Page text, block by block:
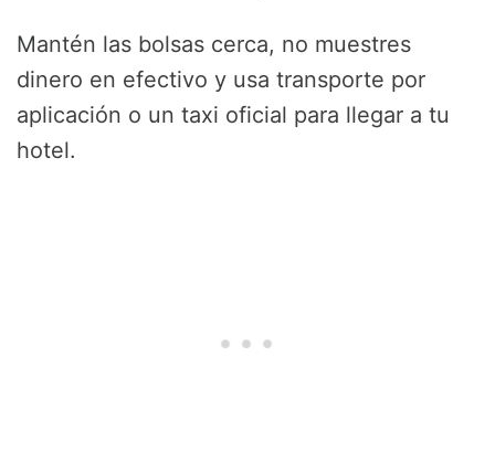
Mantén las bolsas cerca, no muestres
dinero en efectivo y usa transporte por
aplicación o un taxi oficial para llegar a tu
hotel.